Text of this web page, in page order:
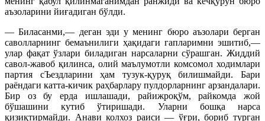
аъзоларини йиғадиган бўлди.
— Биласанми,— деган эди у менинг бюро аъзолари берган
саволларнинг бемаънилиги ҳақидаги гапларимни эшитиб,—
улар фақат ўзлари биладиган нарсаларни сўрашган. Жиддий
савол-жавоб қилинса, олий маълумотли комсомол ходимлари
партия сЪездларини ҳам тузук-қуруқ билишмайди. Бари
раёндаги катта-кичик раҳбарлару пулдорларнинг арзандалари.
Бир оз бу ерда ишлашади, райижроқўм, райкомда жой
бўшашини кутиб ўтиришади. Уларни бошқа нарса
қизиқтирмайди. Анави колхоз раиси — ўғри, бориб турган